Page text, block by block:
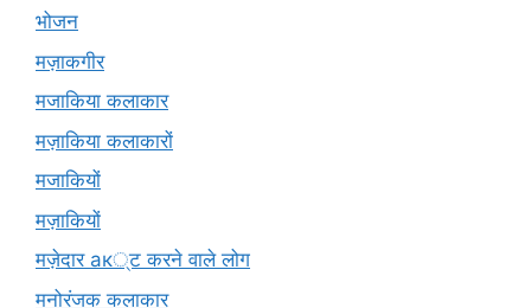
भोजन
मज़ाकगीर
मजाकिया कलाकार
मज़ाकिया कलाकारों
मजाकियों
मज़ाकियों
मज़ेदार ак्ट करने वाले लोग
मनोरंजक कलाकार